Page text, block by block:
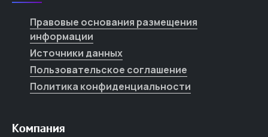
Правовые основания размещения
информации
Источники данных
Пользовательское соглашение
Политика конфиденциальности
Компания